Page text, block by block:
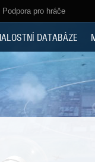
Podpora pro hráče
DATABÁZE